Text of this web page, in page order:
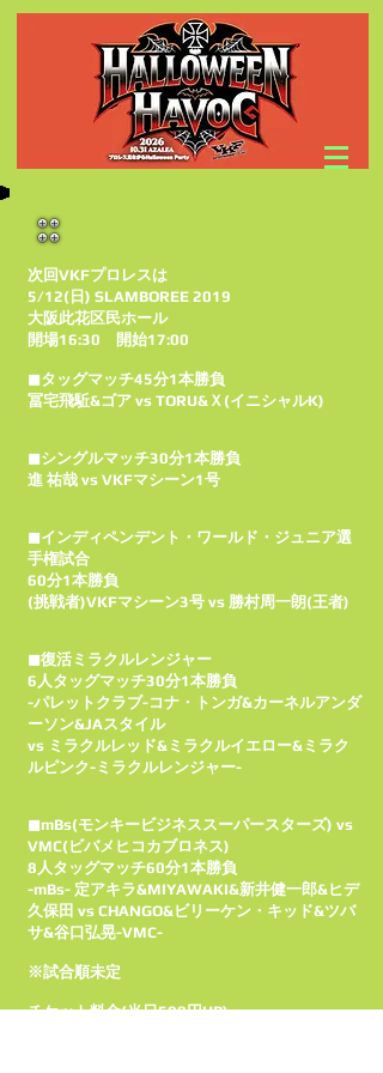
次回VKFプロレスは
5/12(日) SLAMBOREE 2019
大阪此花区民ホール
開場16:30 開始17:00
◼タッグマッチ45分1本勝負
冨宅飛駈&ゴア vs TORU&Ｘ(イニシャルK)
◼シングルマッチ30分1本勝負
進 祐哉 vs VKFマシーン1号
◼インディペンデント・ワールド・ジュニア選
手権試合
60分1本勝負
(挑戦者)VKFマシーン3号 vs 勝村周一朗(王者)
◼復活ミラクルレンジャー
6人タッグマッチ30分1本勝負
-パレットクラブ-コナ・トンガ&カーネルアンダ
ーソン&JAスタイル
vs ミラクルレッド&ミラクルイエロー&ミラク
ルピンク-ミラクルレンジャー-
◼mBs(モンキービジネススーパースターズ) vs
VMC(ビバメヒコカブロネス)
8人タッグマッチ60分1本勝負
-mBs- 定アキラ&MIYAWAKI&新井健一郎&ヒデ
久保田 vs CHANGO&ビリーケン・キッド&ツバ
サ&谷口弘晃-VMC-
※試合順未定
チケット料金(当日500円UP)